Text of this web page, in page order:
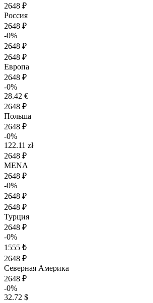
2648 ₽
Россия
2648 ₽
-0%
2648 ₽
2648 ₽
Европа
2648 ₽
-0%
28.42 €
2648 ₽
Польша
2648 ₽
-0%
122.11 zł
2648 ₽
MENA
2648 ₽
-0%
2648 ₽
2648 ₽
Турция
2648 ₽
-0%
1555 ₺
2648 ₽
Северная Америка
2648 ₽
-0%
32.72 $